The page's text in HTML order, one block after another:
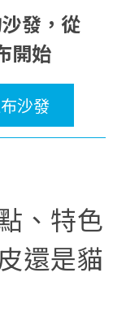
發，從
開始
沙發
、特色
還是貓